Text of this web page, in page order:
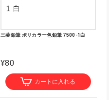
三菱鉛筆 ポリカラー色鉛筆 7500-1白
¥80
カートに入れる